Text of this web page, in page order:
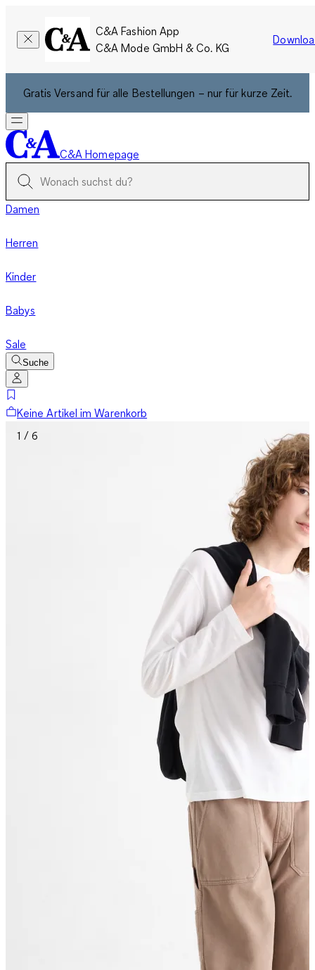
C&A Fashion App
C&A Mode GmbH & Co. KG
Gratis Versand für alle Bestellungen – nur für kurze Zeit.
C&A Homepage
Damen
Herren
Kinder
Babys
Sale
Suche
Keine Artikel im Warenkorb
1 / 6